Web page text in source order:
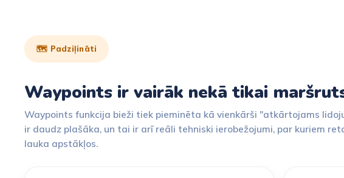
🗺️ Padziļināti
Waypoints ir vairāk nekā tikai
Waypoints funkcija bieži tiek pieminēta kā vienkārši "atkārtojams
ir daudz plašāka, un tai ir arī reāli tehniski ierobežojumi, par kuriem
lauka apstākļos.